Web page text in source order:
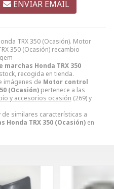
TRX 350 (Ocasión). Motor
350 (Ocasión) recambio
Honda TRX 350
recogida en tienda.
imágenes de Motor control
(Ocasión) pertenece a las
y accesorios ocasión (269) y
similares características a
TRX 350 (Ocasión) en
ENVIAR EMAIL